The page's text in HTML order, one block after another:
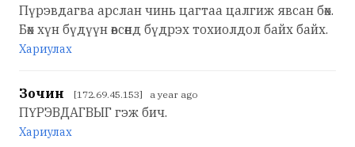
Пүрэвдагва арслан чинь цагтаа цалгиж явсан бөх.
Бөх хүн бүдүүн өвсөнд бүдрэх тохиолдол байх байх.
Хариулах
Зочин [172.69.45.153] a year ago
ПҮРЭВДАГВЫГ гэж бич.
Хариулах